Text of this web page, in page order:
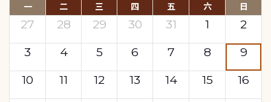
一 二 三 四 五 六 日
27 28 29 30 31 1
2
3
4 5 6 7 8
9
10
11 12 13 14 15
16